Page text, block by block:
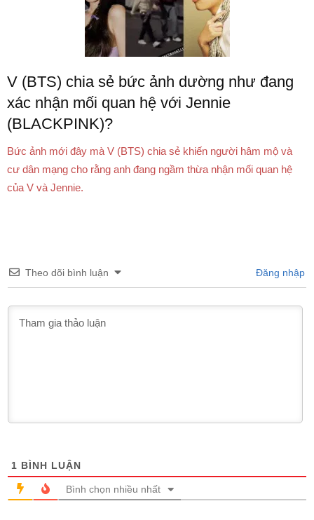
V (BTS) chia sẻ bức ảnh dường như đang
xác nhận mối quan hệ với Jennie
(BLACKPINK)?
Bức ảnh mới đây mà V (BTS) chia sẻ khiến người hâm mộ và
cư dân mạng cho rằng anh đang ngầm thừa nhận mối quan hệ
của V và Jennie.
Theo dõi bình luận Đăng nhập
1 BÌNH LUẬN
Bình chọn nhiều nhất